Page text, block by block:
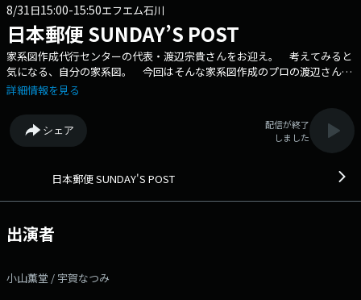
8/31 日15:00-15:50エフエム石川
日本郵便 SUNDAY’S POST
家系図作成代行センターの代表・渡辺宗貴さんをお迎え。 考えてみると
気になる、自分の家系図。 今回はそんな家系図作成のプロの渡辺さん
に 家系図の面白さについて伺っていきます。 お楽しみに。 番組
https://www.tfm.co.jp/post/form/ Xハッシュタグは「#サンポス」 X
アカウントは「@sundayspost1」
詳細情報を見る
シェア
配信が終了
しました
日本郵便 SUNDAY'S POST
出演者
小山薫堂 / 宇賀なつみ